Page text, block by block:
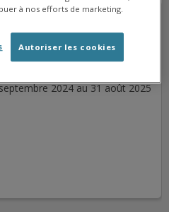
le jour sélectionné.
2024 au 31 août 2025
à nos efforts de marketing.
Autoriser les cookies